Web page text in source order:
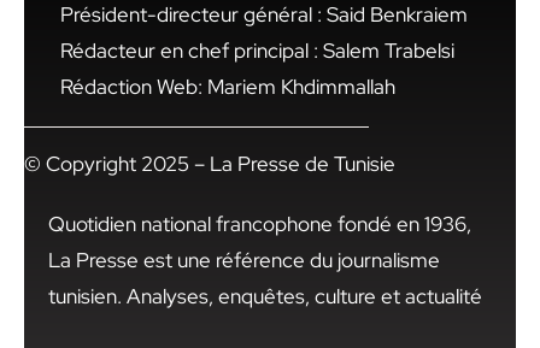
Président-directeur général : Said Benkraiem
Rédacteur en chef principal : Salem Trabelsi
Rédaction Web: Mariem Khdimmallah
© Copyright 2025 – La Presse de Tunisie
Quotidien national francophone fondé en 1936,
La Presse est une référence du journalisme
tunisien. Analyses, enquêtes, culture et actualité